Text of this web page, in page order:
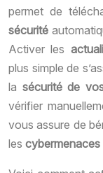
permet de
sécurité
Activer les
plus simple de
la sécurité de
vérifier
vous assure de
les cybermenaces